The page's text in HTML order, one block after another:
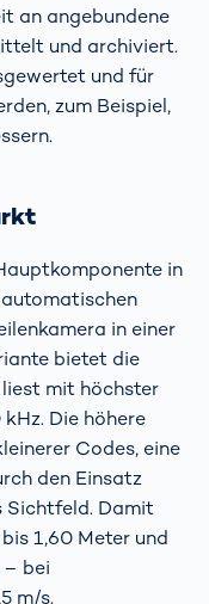
an angebundene
und archiviert.
und für
zum Beispiel,
in
in einer
bietet die
mit höchster
Die höhere
Codes, eine
den Einsatz
Sichtfeld. Damit
1,60 Meter und
bei
m/s.